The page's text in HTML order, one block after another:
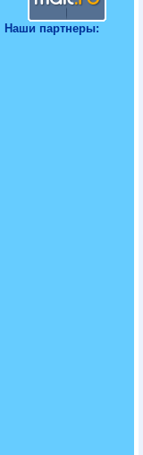
Наши партнеры: